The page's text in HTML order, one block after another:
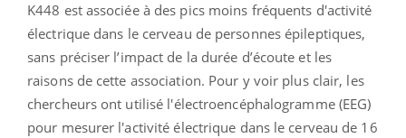
K448 est associée à des pics moins fréquents d'activité
électrique dans le cerveau de personnes épileptiques,
sans préciser l’impact de la durée d’écoute et les
raisons de cette association. Pour y voir plus clair, les
chercheurs ont utilisé l'électroencéphalogramme (EEG)
pour mesurer l'activité électrique dans le cerveau de 16